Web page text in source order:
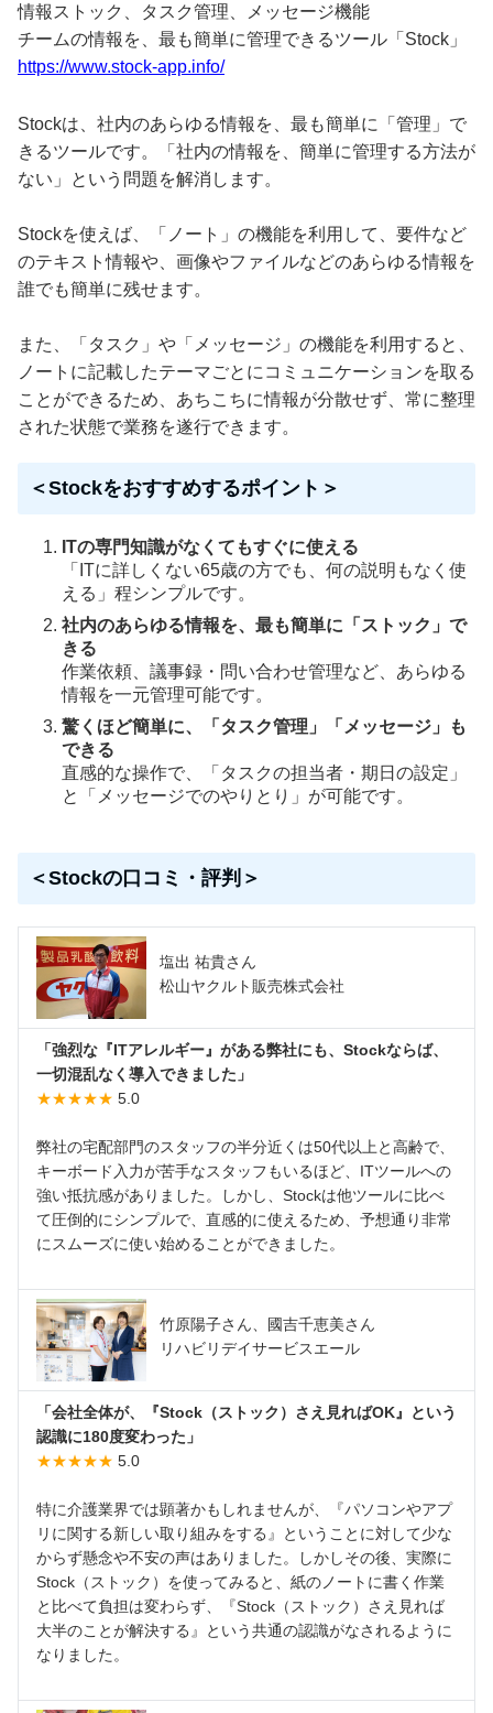
情報ストック、タスク管理、メッセージ機能
チームの情報を、最も簡単に管理できるツール「Stock」
https://www.stock-app.info/
Stockは、社内のあらゆる情報を、最も簡単に「管理」で
きるツールです。「社内の情報を、簡単に管理する方法が
ない」という問題を解消します。
Stockを使えば、「ノート」の機能を利用して、要件など
のテキスト情報や、画像やファイルなどのあらゆる情報を
誰でも簡単に残せます。
また、「タスク」や「メッセージ」の機能を利用すると、
ノートに記載したテーマごとにコミュニケーションを取る
ことができるため、あちこちに情報が分散せず、常に整理
された状態で業務を遂行できます。
＜Stockをおすすめするポイント＞
ITの専門知識がなくてもすぐに使える
「ITに詳しくない65歳の方でも、何の説明もなく使
える」程シンプルです。
社内のあらゆる情報を、最も簡単に「ストック」で
きる
作業依頼、議事録・問い合わせ管理など、あらゆる
情報を一元管理可能です。
驚くほど簡単に、「タスク管理」「メッセージ」も
できる
直感的な操作で、「タスクの担当者・期日の設定」
と「メッセージでのやりとり」が可能です。
＜Stockの口コミ・評判＞
塩出 祐貴さん
松山ヤクルト販売株式会社
「強烈な『ITアレルギー』がある弊社にも、Stockならば、
一切混乱なく導入できました」
★★★★★ 5.0
弊社の宅配部門のスタッフの半分近くは50代以上と高齢で、
キーボード入力が苦手なスタッフもいるほど、ITツールへの
強い抵抗感がありました。しかし、Stockは他ツールに比べ
て圧倒的にシンプルで、直感的に使えるため、予想通り非常
にスムーズに使い始めることができました。
竹原陽子さん、國吉千恵美さん
リハビリデイサービスエール
「会社全体が、『Stock（ストック）さえ見ればOK』という
認識に180度変わった」
★★★★★ 5.0
特に介護業界では顕著かもしれませんが、『パソコンやアプ
リに関する新しい取り組みをする』ということに対して少な
からず懸念や不安の声はありました。しかしその後、実際に
Stock（ストック）を使ってみると、紙のノートに書く作業
と比べて負担は変わらず、『Stock（ストック）さえ見れば
大半のことが解決する』という共通の認識がなされるように
なりました。